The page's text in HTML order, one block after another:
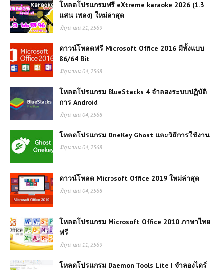
โหลดโปรแกรมฟรี eXtreme karaoke 2026 (1.3
แสน เพลง) ใหม่ล่าสุด
มิถุนายน 21, 2569
ดาวน์โหลดฟรี Microsoft Office 2016 มีทั้งแบบ
86/64 Bit
มิถุนายน 04, 2568
โหลดโปรแกรม BlueStacks 4 จำลองระบบปฏิบัติ
การ Android
มิถุนายน 04, 2568
โหลดโปรแกรม OneKey Ghost และวิธีการใช้งาน
มิถุนายน 04, 2568
ดาวน์โหลด Microsoft Office 2019 ใหม่ล่าสุด
มิถุนายน 04, 2568
โหลดโปรแกรม Microsoft Office 2010 ภาษาไทย
ฟรี
มิถุนายน 11, 2569
โหลดโปรแกรม Daemon Tools Lite | จำลองไดร์